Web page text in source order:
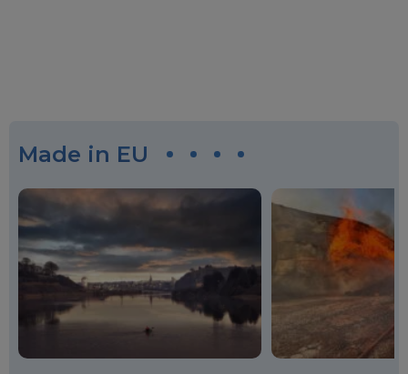
Made in EU